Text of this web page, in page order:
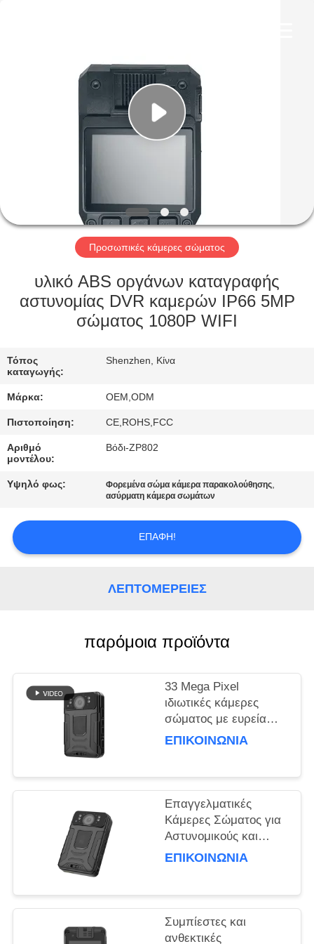
ΠΡΟΪΌΝΤΑ
ΕΚΠΟΜΠΉ
VR
ΣΧΕΤΙΚΆ
ΜΕ
ΕΠΙΣΚΈΨΕΙΣ
ΣΤΟ
ΈΛΕΓΧΟΣ
ΠΟΙΌΤΗΤΑΣ
ΕΠΙΚΟΙΝΩΝΉΣΤΕ
ΜΑΖΊ
ΥΠΟΘΈΣΕΙΣ
ΖΗΤΉΣΤΕ
ΜΙΑ
ΠΡΟΣΦΟΡΆ
SITEMAP
ΠΟΛΙΤΙΚΉ
ΑΠΟΡΡΉΤΟΥ
Προσωπικές κάμερες σώματος
υλικό ABS οργάνων καταγραφής
αστυνομίας DVR καμερών IP66 5MP
σώματος 1080P WIFI
Τόπος
καταγωγής:
Shenzhen, Κίνα
Μάρκα: OEM,ODM
Πιστοποίηση: CE,ROHS,FCC
Αριθμό
μοντέλου:
Βόδι-ZP802
Υψηλό φως: Φορεμένα σώμα κάμερα παρακολούθησης,
ασύρματη κάμερα σωμάτων
ΕΠΑΦΉ!
ΛΕΠΤΟΜΈΡΕΙΕΣ
παρόμοια προϊόντα
33 Mega Pixel
ιδιωτικές κάμερες
σώματος με ευρεία
γωνία 150 μοίρες
ΕΠΙΚΟΙΝΩΝΊΑ
Επαγγελματικές
Κάμερες Σώματος για
Αστυνομικούς και
Προσωπικό Ασφαλείας
ΕΠΙΚΟΙΝΩΝΊΑ
Συμπίεστες και
ανθεκτικές